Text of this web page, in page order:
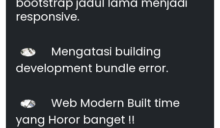
responsive.
Mengatasi building
development bundle error.
Web Modern Built time
yang Horor banget !!